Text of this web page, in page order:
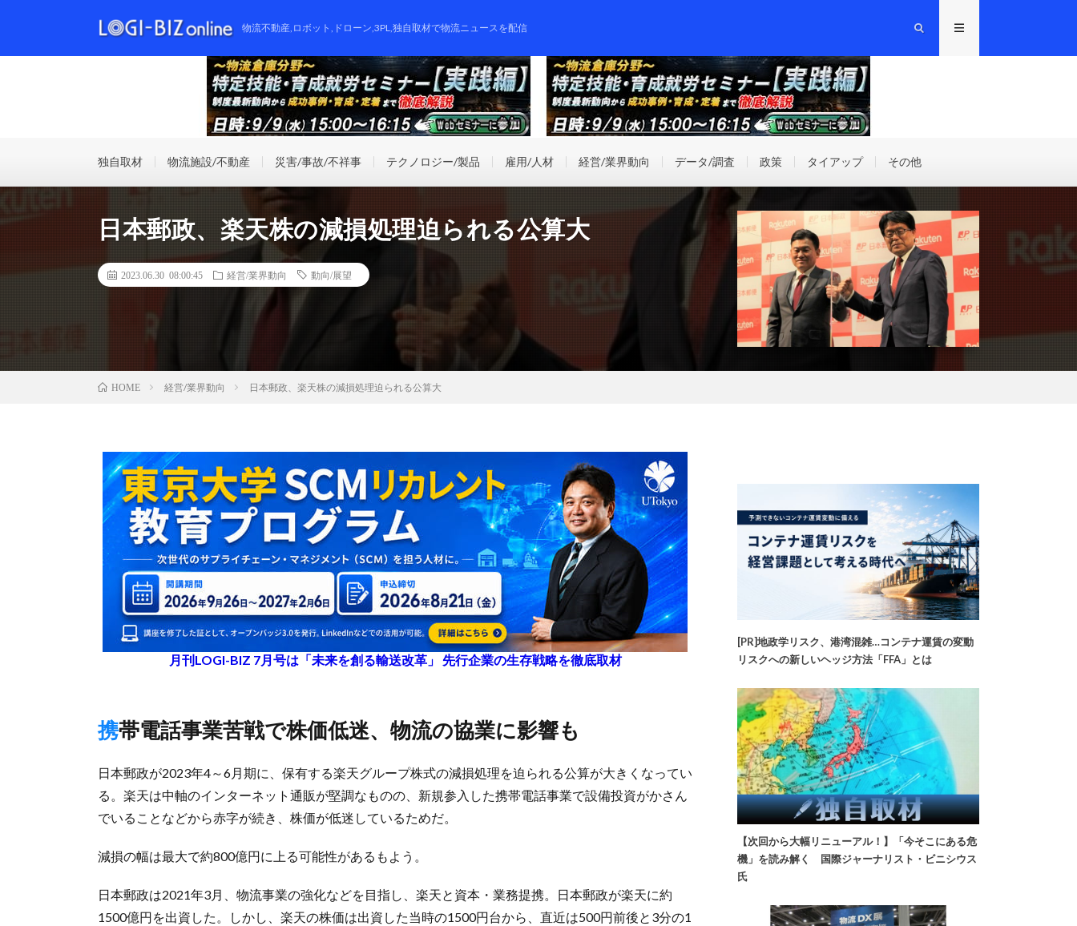
物流不動産,ロボット,ドローン,3PL,独自取材で物流ニュースを配信
独自取材 物流施設/不動産 災害/事故/不祥事 テクノロジー/製品 雇用/人材 経営/業界動向 データ/調査 政策 タイアップ その他
日本郵政、楽天株の減損処理迫られる公算大
2023.06.30 08:00:45 経営/業界動向 動向/展望
HOME 経営/業界動向 日本郵政、楽天株の減損処理迫られる公算大
月刊LOGI-BIZ 7月号は「未来を創る輸送改革」 先行企業の生存戦略を徹底取材
携帯電話事業苦戦で株価低迷、物流の協業に影響も
日本郵政が2023年4～6月期に、保有する楽天グループ株式の減損処理を迫られる公算が大きくなってい
る。楽天は中軸のインターネット通販が堅調なものの、新規参入した携帯電話事業で設備投資がかさん
でいることなどから赤字が続き、株価が低迷しているためだ。
減損の幅は最大で約800億円に上る可能性があるもよう。
日本郵政は2021年3月、物流事業の強化などを目指し、楽天と資本・業務提携。日本郵政が楽天に約
1500億円を出資した。しかし、楽天の株価は出資した当時の1500円台から、直近は500円前後と3分の1
[PR]地政学リスク、港湾混雑…コンテナ運賃の変動
リスクへの新しいヘッジ方法「FFA」とは
【次回から大幅リニューアル！】「今そこにある危
機」を読み解く 国際ジャーナリスト・ビニシウス
氏